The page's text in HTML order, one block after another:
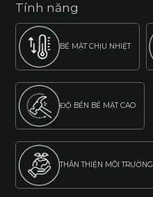
Tính năng
BỀ MẶT CHỊU NHIỆT
ĐỘ BỀN BỀ MẶT CAO
THÂN THIỆN MÔI TRƯỜNG